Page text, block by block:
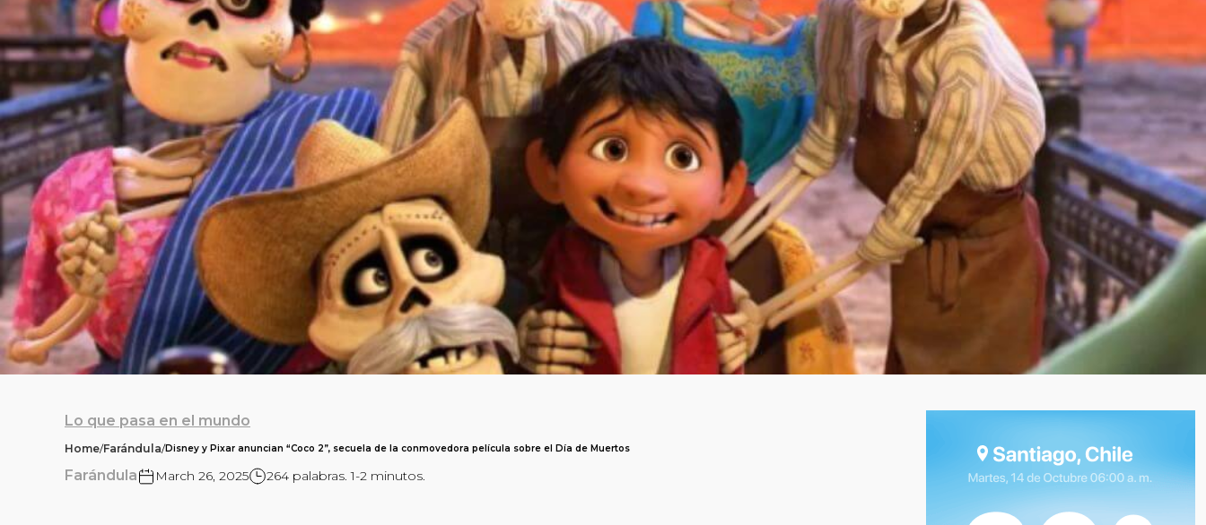
Lo que pasa en el mundo
Home/Farándula/Disney y Pixar anuncian “Coco 2”, secuela de la conmovedora película sobre el Día de Muertos
Farándula March 26, 2025 264 palabras. 1-2 minutos.